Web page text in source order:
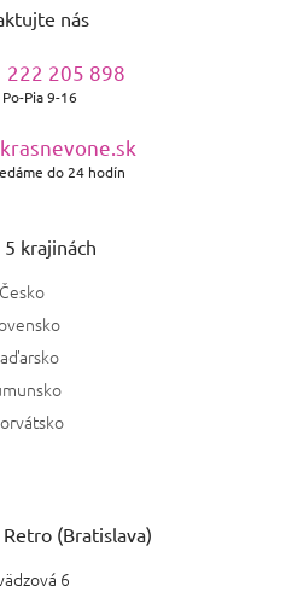
nás
222 205 898
Po-Pia 9-16
do 24 hodín
krajinách
Česko
(Bratislava)
6